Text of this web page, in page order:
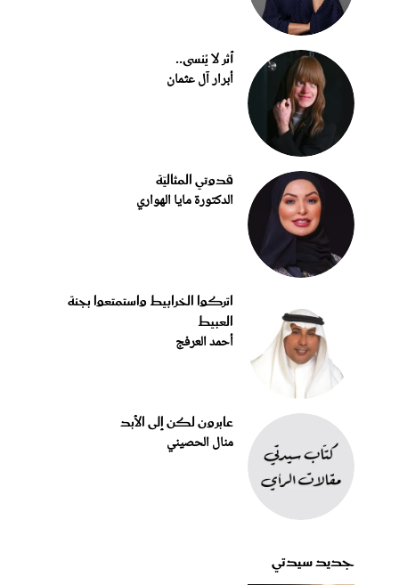
أثر لا يُنسى..
أبرار آل عثمان
قدوتي المثاليّة
الدكتورة مايا الهواري
اتركوا الخرابيط واستمتعوا بجنة
العبيط
أحمد العرفج
عابرون لكن إلى الأبد
منال الحصيني
جديد سيدتي